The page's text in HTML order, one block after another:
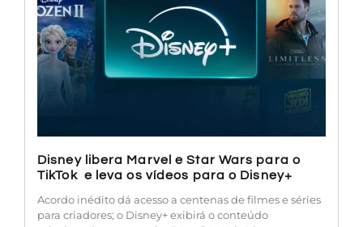
Disney libera Marvel e Star Wars para o
TikTok e leva os vídeos para o Disney+
Acordo inédito dá acesso a centenas de filmes e séries
para criadores; o Disney+ exibirá o conteúdo